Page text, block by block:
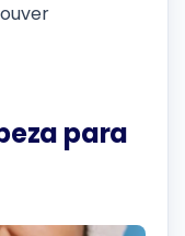
para